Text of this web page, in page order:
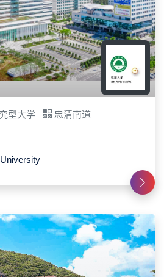
型大学 忠清南道